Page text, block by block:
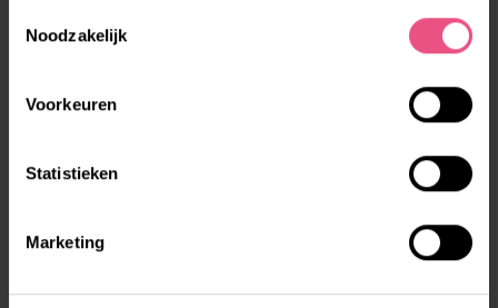
Noodzakelijk
Voorkeuren
Statistieken
Marketing
maar zorgen samen. Technologie wordt ook steeds
belangrijker en als personeel gaan we steeds
verandering zal niet stoppen.” Tineke: “Ik weet nog
stonden te zoenen in het poetshok. Daar werd een
erbij. Ofwel: het is maar goed dat er altijd zaken